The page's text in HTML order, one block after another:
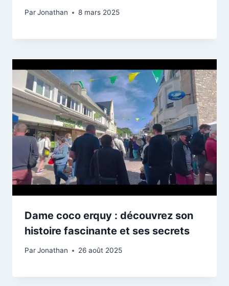
ParJonathan 8 mars 2025
Dame coco erquy : découvrez son
histoire fascinante et ses secrets
ParJonathan 26 août 2025